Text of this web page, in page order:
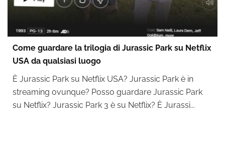
Come guardare la trilogia di Jurassic Park su Netflix
USA da qualsiasi luogo
È Jurassic Park su Netflix USA? Jurassic Park è in
streaming ovunque? Posso guardare Jurassic Park
su Netflix? Jurassic Park 3 è su Netflix? È Jurassi...